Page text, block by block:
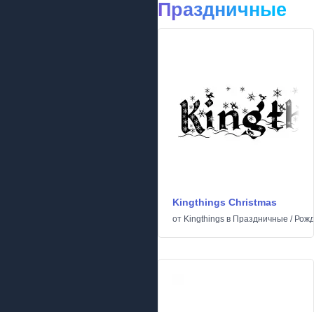
Праздничные
Kingthings Christmas
от Kingthings в Праздничные /